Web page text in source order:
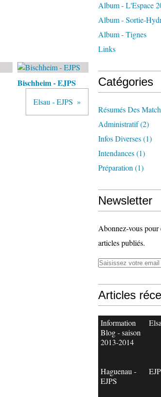
Bischheim - EJPS
Elsau - EJPS
Album - L'Espace
Album - Sortie-
Album - Tignes
Links
Catégories
Résumés Des
Administratif(2)
Infos Diverses(1)
Intendances(1)
Préparation (1)
Newsletter
Abonnez-vous pour
articles publiés.
Articles
Information
Blog - saison
2013-2014
Haguenau -
EJPS